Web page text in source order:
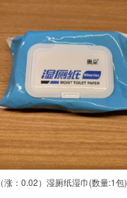
（涨：0.02）湿厕纸湿巾(数量:1包)